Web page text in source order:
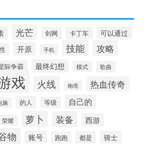
光芒 剑网 卡丁车 可以通过
开原 手机 技能 攻略
际争霸 最终幻想 模式 歌曲
戏 火线 炮塔 热血传奇
脑 的人 等级 自己的
荣耀 萝卜 装备 西游
物 账号 跑跑 都是 骑士